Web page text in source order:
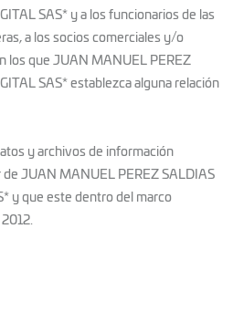
SAS* y a los funcionarios de las
a los socios comerciales y/o
los que JUAN MANUEL PEREZ
SAS* establezca alguna relación
y archivos de información
JUAN MANUEL PEREZ SALDIAS
y que este dentro del marco